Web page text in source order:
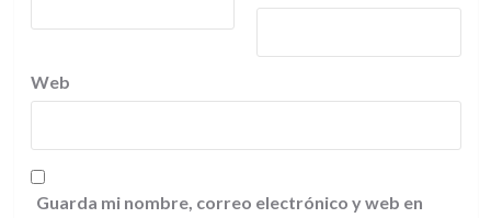
Web
Guarda mi nombre, correo electrónico y web en